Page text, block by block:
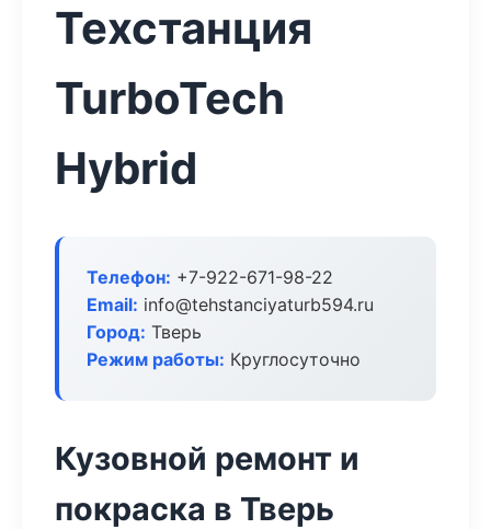
Техстанция
TurboTech
Hybrid
Телефон: +7-922-671-98-22
Email: info@tehstanciyaturb594.ru
Город: Тверь
Режим работы: Круглосуточно
Кузовной ремонт и
покраска в Тверь